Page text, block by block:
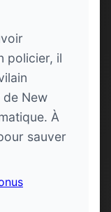
policier, il
New
À
sauver